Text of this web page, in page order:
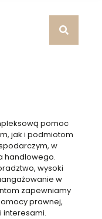
pomoc
jak i podmiotom
w
handlowego.
wysoki
w
zapewniamy
prawnej,
interesami.